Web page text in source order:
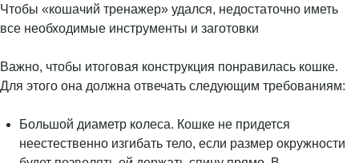
Чтобы «кошачий тренажер» удался, недостаточно иметь
все необходимые инструменты и заготовки
Важно, чтобы итоговая конструкция понравилась кошке.
Для этого она должна отвечать следующим требованиям:
Большой диаметр колеса. Кошке не придется
неестественно изгибать тело, если размер окружности